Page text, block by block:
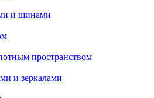
и шинами
пространством
и зеркалами